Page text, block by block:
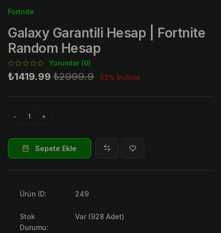
Fortnite
Galaxy Garantili Hesap | Fortnite
Random Hesap
Yorumlar (0)
₺1419.99 ₺2999.9 53% İndirim
Sepete Ekle
Ürün ID: 249
Stok
Durumu:
Var (928 Adet)